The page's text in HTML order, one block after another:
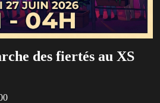
des fiertés au XS